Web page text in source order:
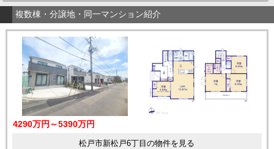
複数棟・分譲地・同一マンション紹介
4290万円～5390万円
松戸市新松戸6丁目の物件を見る